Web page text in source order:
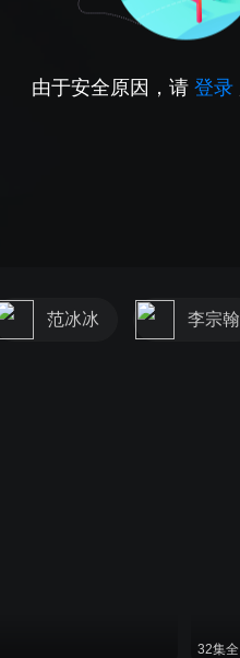
由于安全原因，请 登录
范冰冰 李宗翰
32集全